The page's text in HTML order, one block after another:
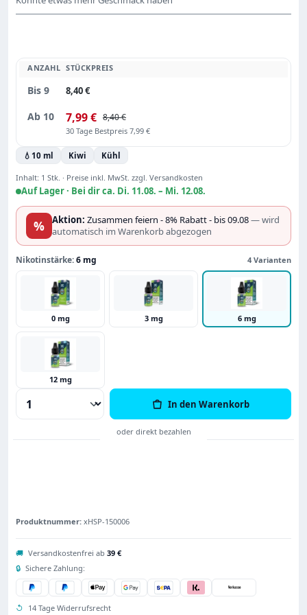
ANZAHL STÜCKPREIS
Bis 9 8,40 €
Ab 10 7,99 € 8,40 €
30 Tage Bestpreis 7,99 €
💧 10 ml Kiwi Kühl
Inhalt: 1 Stk. · Preise inkl. MwSt. zzgl. Versandkosten
Auf Lager · Bei dir ca. Di. 11.08. – Mi. 12.08.
% Aktion: Zusammen feiern - 8% Rabatt - bis 09.08— wird
automatisch im Warenkorb abgezogen
Nikotinstärke:6 mg 4 Varianten
0 mg 3 mg 6 mg
12 mg
Produkt Anzahl: Gib den gewünschten
In den Warenkorb
Produktnummer: xHSP-150006
🚚 Versandkostenfrei ab 39 €
🔒 Sichere Zahlung:
↺ 14 Tage Widerrufsrecht